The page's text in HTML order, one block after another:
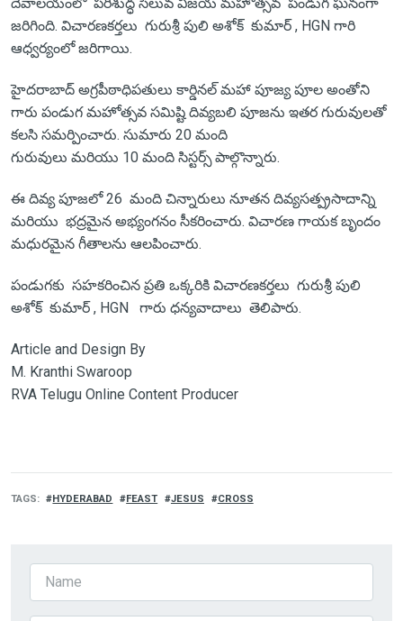
జరిగింది. విచారణకర్తలు గురుశ్రీ పులి అశోక్ కుమార్ , HGN గారి
ఆధ్వర్యంలో జరిగాయి.
హైదరాబాద్ అగ్రపీఠాధిపతులు కార్డినల్ మహా పూజ్య పూల అంతోని
గారు పండుగ మహోత్సవ సమిష్టి దివ్యబలి పూజను ఇతర గురువులతో
కలసి సమర్పించారు. సుమారు 20 మంది
గురువులు మరియు 10 మంది సిస్టర్స్ పాల్గొన్నారు.
ఈ దివ్య పూజలో 26 మంది చిన్నారులు నూతన దివ్యసత్ప్రసాదాన్ని
మరియు భద్రమైన అభ్యంగనం సీకరించారు. విచారణ గాయక బృందం
మధురమైన గీతాలను ఆలపించారు.
పండుగకు సహకరించిన ప్రతి ఒక్కరికి విచారణకర్తలు గురుశ్రీ పులి
అశోక్ కుమార్ , HGN గారు ధన్యవాదాలు తెలిపారు.
Article and Design By
M. Kranthi Swaroop
RVA Telugu Online Content Producer
TAGS HYDERABAD FEAST JESUS CROSS